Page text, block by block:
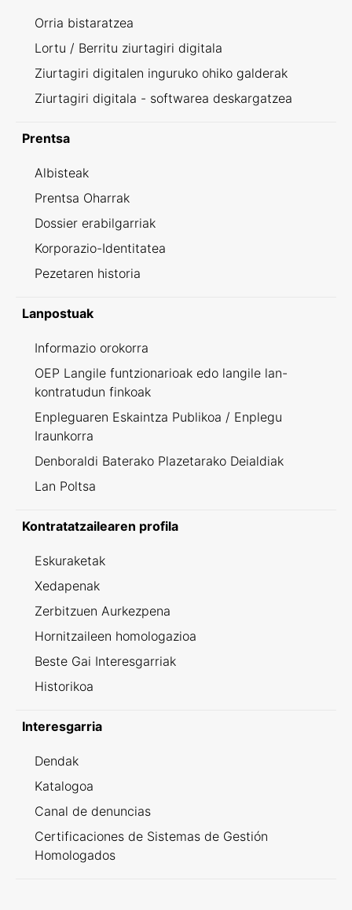
Orria bistaratzea
Lortu / Berritu ziurtagiri digitala
Ziurtagiri digitalen inguruko ohiko galderak
Ziurtagiri digitala - softwarea deskargatzea
Prentsa
Albisteak
Prentsa Oharrak
Dossier erabilgarriak
Korporazio-Identitatea
Pezetaren historia
Lanpostuak
Informazio orokorra
OEP Langile funtzionarioak edo langile lan-
kontratudun finkoak
Enpleguaren Eskaintza Publikoa / Enplegu
Iraunkorra
Denboraldi Baterako Plazetarako Deialdiak
Lan Poltsa
Kontratatzailearen profila
Eskuraketak
Xedapenak
Zerbitzuen Aurkezpena
Hornitzaileen homologazioa
Beste Gai Interesgarriak
Historikoa
Interesgarria
Dendak
Katalogoa
Canal de denuncias
Certificaciones de Sistemas de Gestión
Homologados